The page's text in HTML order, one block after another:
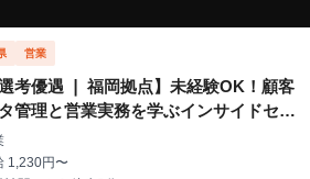
営業
選考優遇 ❘ 福岡拠点】未経験OK！顧客
管理と営業実務を学ぶインサイドセー
期インターン
1,230円〜